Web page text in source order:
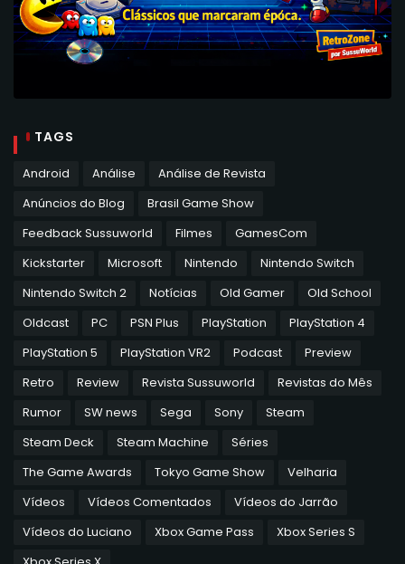
TAGS
Android Análise
Análise de Revista
Anúncios do Blog
Brasil Game Show
Feedback Sussuworld
Filmes
GamesCom
Kickstarter
Microsoft Nintendo
Nintendo Switch
Nintendo Switch 2
Notícias Old Gamer
Old School
Oldcast
PC PSN Plus PlayStation
PlayStation 4
PlayStation 5
PlayStation VR2 Podcast
Preview
Retro
Review Revista Sussuworld
Revistas do Mês
Rumor
SW news Sega Sony
Steam
Steam Deck
Steam Machine
Séries
The Game Awards
Tokyo Game Show
Velharia
Vídeos
Vídeos Comentados
Vídeos do Jarrão
Vídeos do Luciano
Xbox Game Pass
Xbox Series S